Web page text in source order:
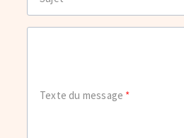
Texte du message